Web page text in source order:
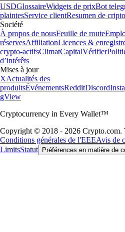
USDGlossaireWidgets de prixBot
plaintesService clientResumen de
Société
À propos de nousFeuille de route
réservesAffiliationLicences &
crypto-actifsClimatCapitalVérifier
d’intérêts
Mises à jour
XActualités des
produitsÉvénementsRedditDiscord
gView
Cryptocurrency in Every Wallet™
Copyright © 2018 - 2026 Crypto.com.
Conditions générales de l'EEEAvis de
LimitsStatut Préférences en matière de